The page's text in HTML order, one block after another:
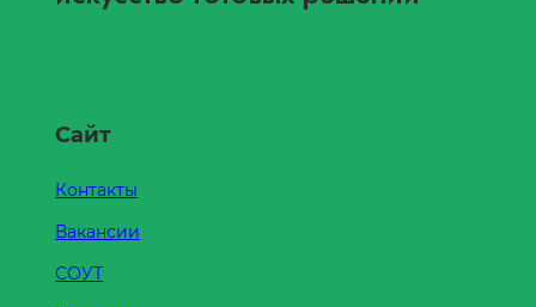
Сайт
Контакты
Вакансии
СОУТ